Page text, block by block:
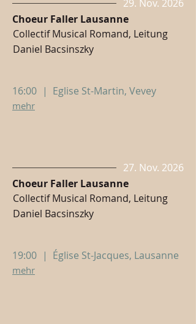
29. Nov. 2026
Choeur Faller Lausanne
Collectif Musical Romand, Leitung
Daniel Bacsinszky
16:00 | Eglise St-Martin, Vevey
mehr
27. Nov. 2026
Choeur Faller Lausanne
Collectif Musical Romand, Leitung
Daniel Bacsinszky
19:00 | Église St-Jacques, Lausanne
mehr